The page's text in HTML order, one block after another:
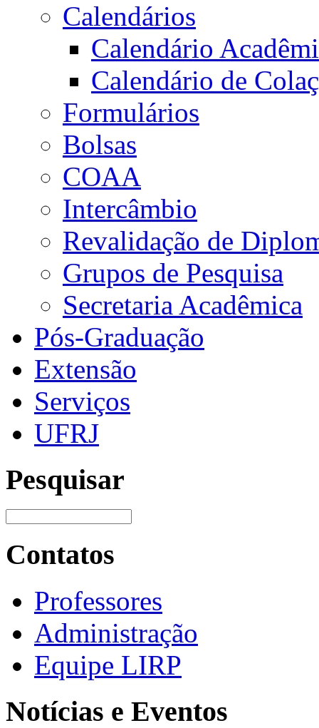
Calendários
Calendário
Calendário de
Formulários
Bolsas
COAA
Intercâmbio
Revalidação de
Grupos de Pesquisa
Secretaria Acadêmica
Pós-Graduação
Extensão
Serviços
UFRJ
Pesquisar
Contatos
Professores
Administração
Equipe LIRP
Notícias e Eventos